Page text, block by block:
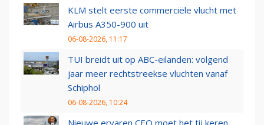
KLM stelt eerste commerciële vlucht met
Airbus A350-900 uit
06-08-2026, 11:17
TUI breidt uit op ABC-eilanden: volgend
jaar meer rechtstreekse vluchten vanaf
Schiphol
06-08-2026, 10:24